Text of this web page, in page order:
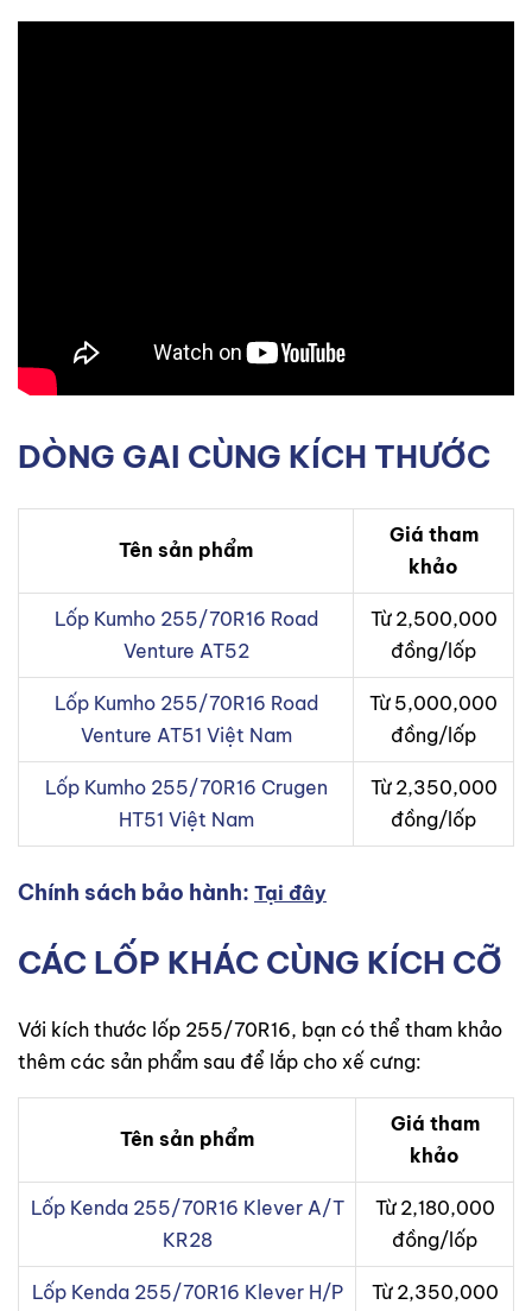
DÒNG GAI CÙNG KÍCH THƯỚC
Tên sản phẩm
Giá tham
khảo
Lốp Kumho 255/70R16 Road
Venture AT52
Từ 2,500,000
đồng/lốp
Lốp Kumho 255/70R16 Road
Venture AT51 Việt Nam
Từ 5,000,000
đồng/lốp
Lốp Kumho 255/70R16 Crugen
HT51 Việt Nam
Từ 2,350,000
đồng/lốp
Chính sách bảo hành: Tại đây
CÁC LỐP KHÁC CÙNG KÍCH CỠ
Với kích thước lốp 255/70R16, bạn có thể tham khảo
thêm các sản phẩm sau để lắp cho xế cưng:
Tên sản phẩm
Giá tham
khảo
Lốp Kenda 255/70R16 Klever A/T
KR28
Từ 2,180,000
đồng/lốp
Lốp Kenda 255/70R16 Klever H/P
Từ 2,350,000